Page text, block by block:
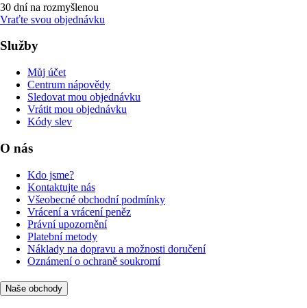
30 dní na rozmyšlenou
Vraťte svou objednávku
Služby
Můj účet
Centrum nápovědy
Sledovat mou objednávku
Vrátit mou objednávku
Kódy slev
O nás
Kdo jsme?
Kontaktujte nás
Všeobecné obchodní podmínky
Vrácení a vrácení peněz
Právní upozornění
Platební metody
Náklady na dopravu a možnosti doručení
Oznámení o ochraně soukromí
Naše obchody